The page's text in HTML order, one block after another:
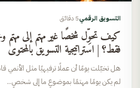
التسويق الرقمي5 دقائق
كيف تحوِّل شخصًا غير مهتم إلى مهتم
فقط؟ | استراتيجية التسويق بالمحتوى
هل تخيّلت يومًا أن عملًا ترفيهيًا مثل
لم يكن يومًا مهتمًا بموضوعٍ ما إلى شخصٍ...